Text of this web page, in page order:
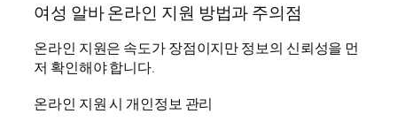
여성 알바 온라인 지원 방법과 주의점
온라인 지원은 속도가 장점이지만 정보의 신뢰성을 먼
저 확인해야 합니다.
온라인 지원 시 개인정보 관리